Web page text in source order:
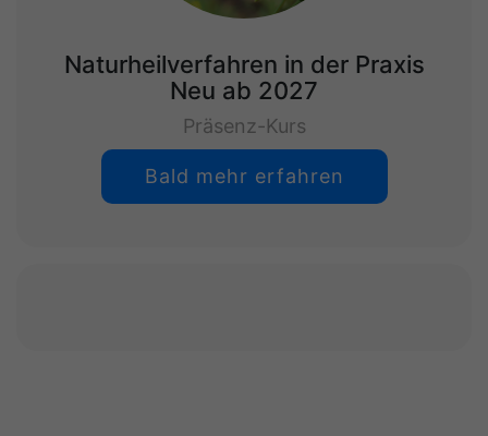
Naturheilverfahren in der Praxis
Neu ab 2027
Präsenz-Kurs
Bald mehr erfahren